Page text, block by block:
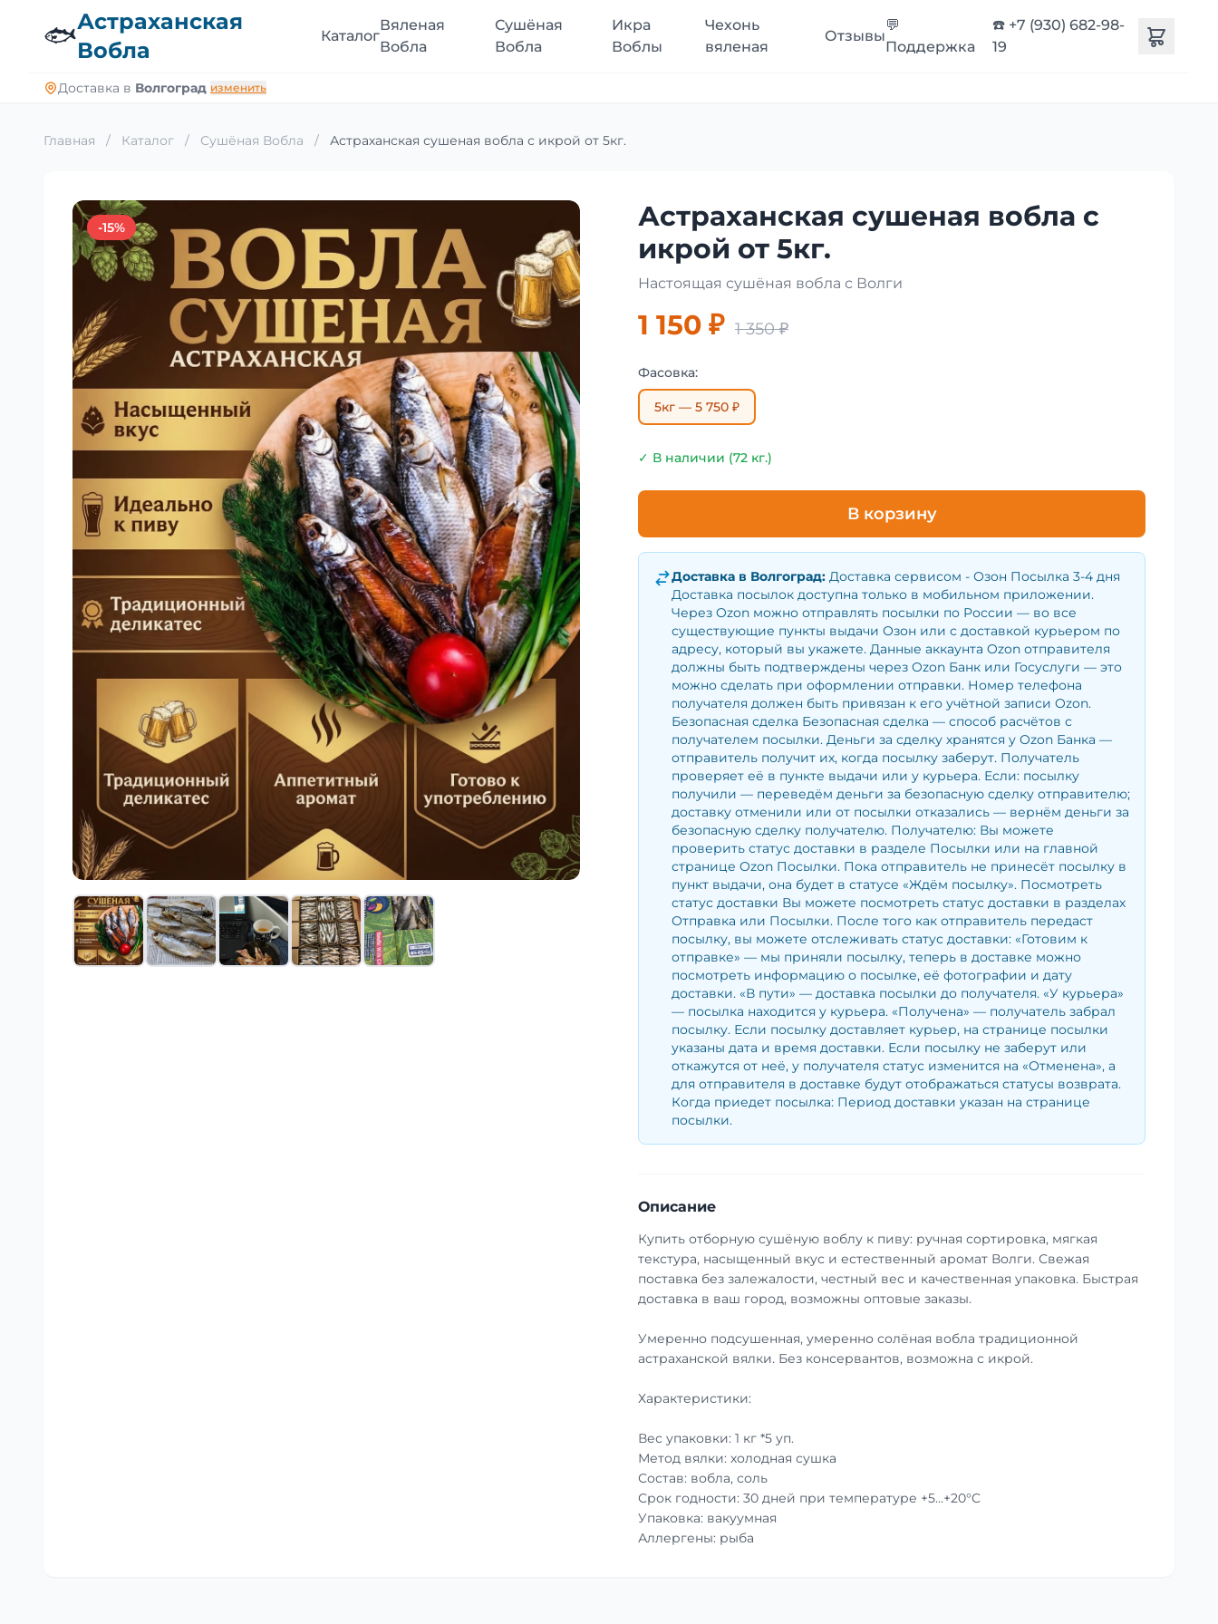
🐟Астраханская
Вобла
Каталог
Вяленая
Вобла
Сушёная
Вобла
Икра
Воблы
Чехонь
вяленая
Отзывы
💬
Поддержка
☎️ +7 (930) 682-98-
19
Доставка в Волгоград изменить
Главная / Каталог / Сушёная Вобла / Астраханская сушеная вобла с икрой от 5кг.
-15%
Астраханская сушеная вобла с
икрой от 5кг.
Настоящая сушёная вобла с Волги
1 150 ₽ 1 350 ₽
Фасовка:
5кг — 5 750 ₽
✓ В наличии (72 кг.)
В корзину
Доставка в Волгоград: Доставка сервисом - Озон Посылка 3-4 дня
Доставка посылок доступна только в мобильном приложении.
Через Ozon можно отправлять посылки по России — во все
существующие пункты выдачи Озон или с доставкой курьером по
адресу, который вы укажете. Данные аккаунта Ozon отправителя
должны быть подтверждены через Ozon Банк или Госуслуги — это
можно сделать при оформлении отправки. Номер телефона
получателя должен быть привязан к его учётной записи Ozon.
Безопасная сделка Безопасная сделка — способ расчётов с
получателем посылки. Деньги за сделку хранятся у Ozon Банка —
отправитель получит их, когда посылку заберут. Получатель
проверяет её в пункте выдачи или у курьера. Если: посылку
получили — переведём деньги за безопасную сделку отправителю;
доставку отменили или от посылки отказались — вернём деньги за
безопасную сделку получателю. Получателю: Вы можете
проверить статус доставки в разделе Посылки или на главной
странице Ozon Посылки. Пока отправитель не принесёт посылку в
пункт выдачи, она будет в статусе «Ждём посылку». Посмотреть
статус доставки Вы можете посмотреть статус доставки в разделах
Отправка или Посылки. После того как отправитель передаст
посылку, вы можете отслеживать статус доставки: «Готовим к
отправке» — мы приняли посылку, теперь в доставке можно
посмотреть информацию о посылке, её фотографии и дату
доставки. «В пути» — доставка посылки до получателя. «У курьера»
— посылка находится у курьера. «Получена» — получатель забрал
посылку. Если посылку доставляет курьер, на странице посылки
указаны дата и время доставки. Если посылку не заберут или
откажутся от неё, у получателя статус изменится на «Отменена», а
для отправителя в доставке будут отображаться статусы возврата.
Когда приедет посылка: Период доставки указан на странице
посылки.
Описание
Купить отборную сушёную воблу к пиву: ручная сортировка, мягкая
текстура, насыщенный вкус и естественный аромат Волги. Свежая
поставка без залежалости, честный вес и качественная упаковка. Быстрая
доставка в ваш город, возможны оптовые заказы.
Умеренно подсушенная, умеренно солёная вобла традиционной
астраханской вялки. Без консервантов, возможна с икрой.
Характеристики:
Вес упаковки: 1 кг *5 уп.
Метод вялки: холодная сушка
Состав: вобла, соль
Срок годности: 30 дней при температуре +5…+20°C
Упаковка: вакуумная
Аллергены: рыба